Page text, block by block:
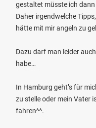
gestaltet müsste ich
Daher irgendwelche
hätte mit mir angeln zu
Dazu darf man leider
habe…
In Hamburg geht’s für
zu stelle oder mein Vater
fahren^^.